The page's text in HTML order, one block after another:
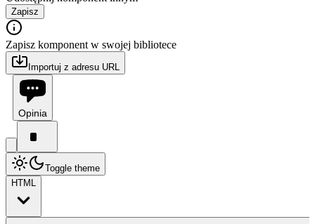
Zapisz
Zapisz komponent w swojej bibliotece
Importuj z adresu URL
Opinia
Toggle theme
HTML